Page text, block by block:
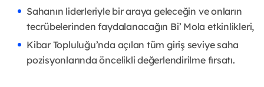
Sahanın liderleriyle bir araya geleceğin ve onların
tecrübelerinden faydalanacağın Bi’ Mola etkinlikleri,
Kibar Topluluğu’nda açılan tüm giriş seviye saha
pozisyonlarında öncelikli değerlendirilme fırsatı.